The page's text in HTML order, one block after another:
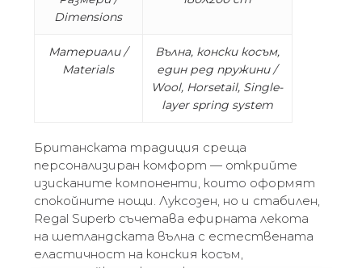
Dimensions
Материали /
Materials
Вълна, конски косъм,
един ред пружини /
Wool, Horsetail, Single-
layer spring system
Британската традиция среща
персонализиран комфорт — открийте
изисканите компоненти, които оформят
спокойните нощи. Луксозен, но и стабилен,
Regal Superb съчетава ефирната лекота
на шетландската вълна с естествената
еластичност на конския косъм,